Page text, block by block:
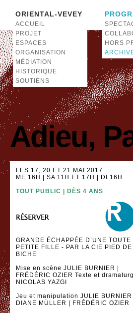
ORIENTAL-VEVEY
ACCUEIL
PROJET
ESPACES
ORGANISATION
MÉDIATION
HISTORIQUE
SOUTIENS
HORS
Adieu,
LES 17, 20 ET 21 MAI 2017
ME 16H | SA 11H ET 17H | DI 16H
TOUT PUBLIC | DÈS 4 ANS
GRANDE ÉCHAPPÉE D’UNE TOUTE
PETITE FILLE - PAR LA CIE PIED DE
BICHE
Mise en scène JULIE BURNIER |
FRÉDÉRIC OZIER Texte et
NICOLAS YAZGI
Jeu et manipulation JULIE BURNIER |
DIANE MÜLLER | FRÉDÉRIC OZIER